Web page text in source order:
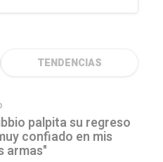
TENDENCIAS
palpita su regreso
confiado en mis
armas"